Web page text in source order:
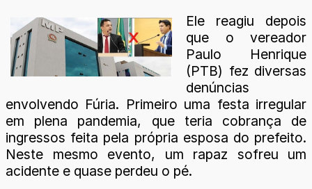
Ele reagiu depois
que o vereador
Paulo Henrique
(PTB) fez diversas
denúncias
envolvendo Fúria. Primeiro uma festa irregular
em plena pandemia, que teria cobrança de
ingressos feita pela própria esposa do prefeito.
Neste mesmo evento, um rapaz sofreu um
acidente e quase perdeu o pé.